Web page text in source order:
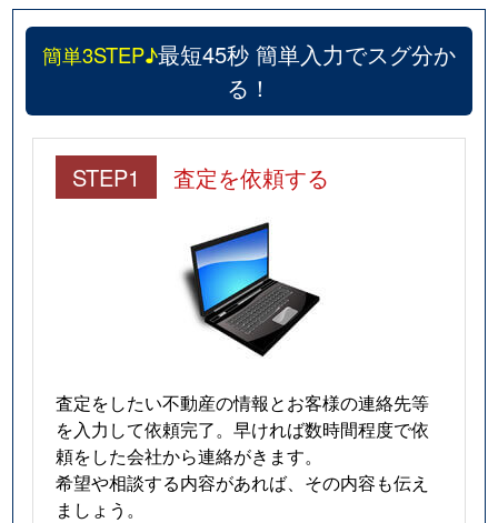
簡単3STEP♪最短45秒 簡単入力でスグ分か
る！
STEP1 査定を依頼する
査定をしたい不動産の情報とお客様の連絡先等
を入力して依頼完了。早ければ数時間程度で依
頼をした会社から連絡がきます。
希望や相談する内容があれば、その内容も伝え
ましょう。